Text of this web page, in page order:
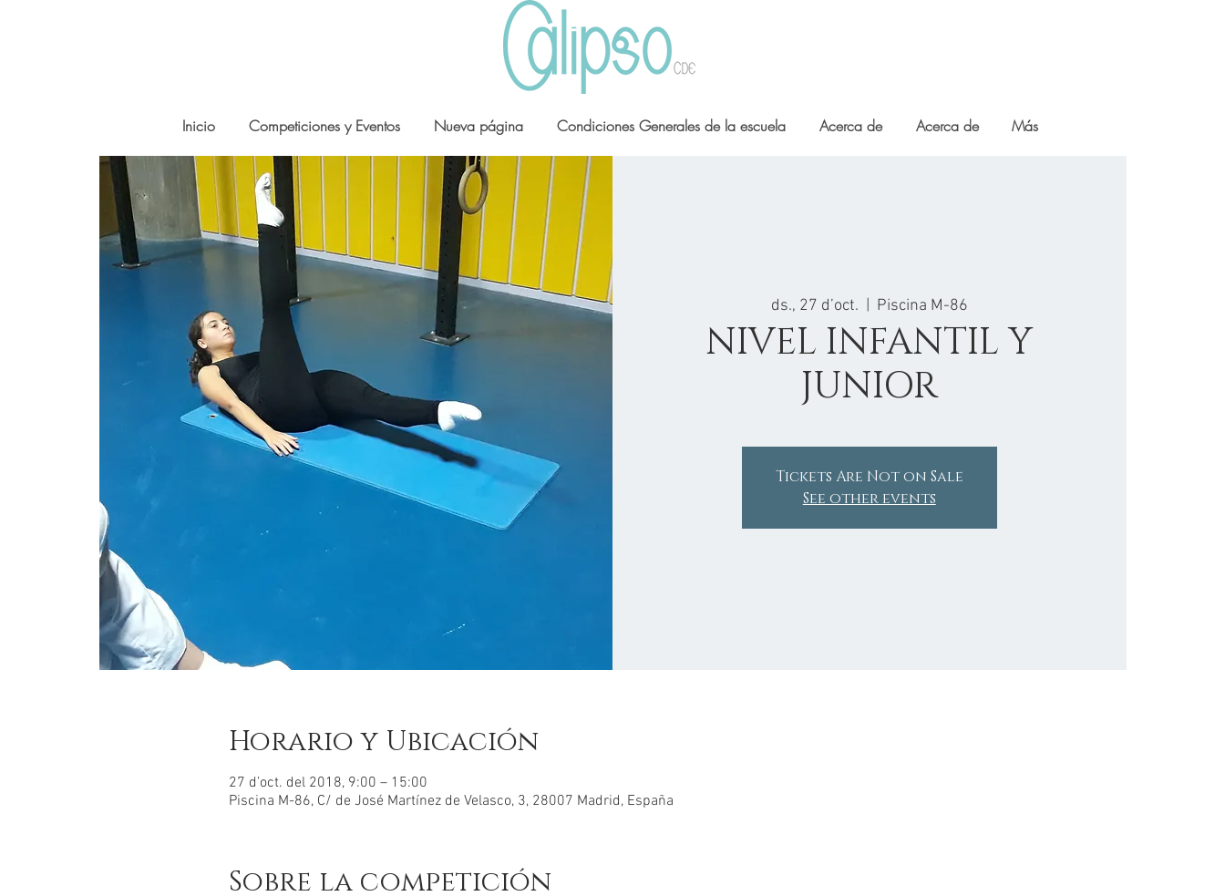
Inicio Competiciones y Eventos Nueva página Condiciones Generales de la escuela Acerca de Acerca de Más
ds., 27 d’oct.
  |
Piscina M-86
NIVEL INFANTIL Y
JUNIOR
Tickets Are Not on Sale
See other events
Horario y Ubicación
27 d’oct. del 2018, 9:00 – 15:00
Piscina M-86, C/ de José Martínez de Velasco, 3, 28007 Madrid, España
Sobre la competición